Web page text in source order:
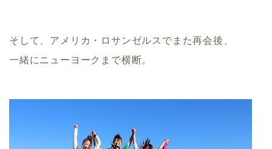
そして、アメリカ・ロサンゼルスでまた再会後、
一緒にニューヨークまで横断。